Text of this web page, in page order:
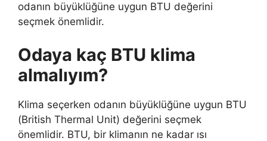
odanın büyüklüğüne uygun BTU değerini
seçmek önemlidir.
Odaya kaç BTU klima
almalıyım?
Klima seçerken odanın büyüklüğüne uygun BTU
(British Thermal Unit) değerini seçmek
önemlidir. BTU, bir klimanın ne kadar ısı